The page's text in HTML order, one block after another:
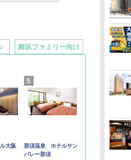
大阪
那須温泉 ホテルサン
バレー那須
舞浜ファミリー向け